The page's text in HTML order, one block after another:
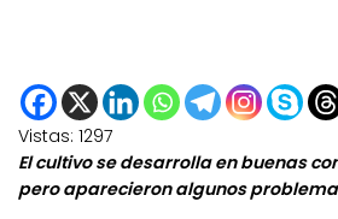
Vistas: 1297
El cultivo se desarrolla en buenas
pero aparecieron algunos